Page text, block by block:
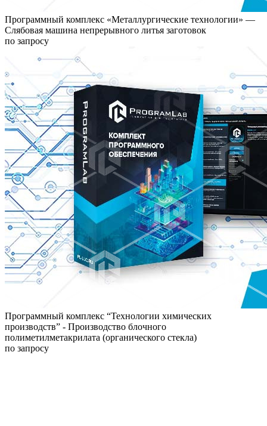
Программный комплекс «Металлургические технологии» —
Слябовая машина непрерывного литья заготовок
по запросу
Программный комплекс “Технологии химических
производств” - Производство блочного
полиметилметакрилата (органического стекла)
по запросу